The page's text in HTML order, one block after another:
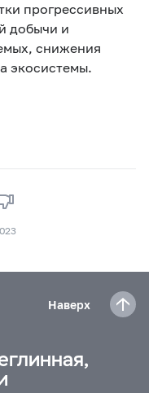
прогрессивных
добычи и
снижения
экосистемы.
Наверх